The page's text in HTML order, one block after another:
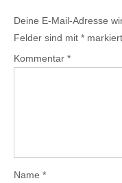
Deine E-Mail-Adresse
Felder sind mit * markiert
Kommentar *
Name *